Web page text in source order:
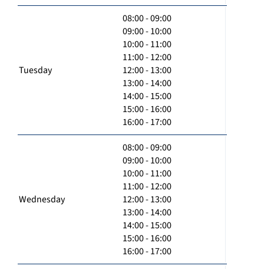
Tuesday
08:00 - 09:00
09:00 - 10:00
10:00 - 11:00
11:00 - 12:00
12:00 - 13:00
13:00 - 14:00
14:00 - 15:00
15:00 - 16:00
16:00 - 17:00
Wednesday
08:00 - 09:00
09:00 - 10:00
10:00 - 11:00
11:00 - 12:00
12:00 - 13:00
13:00 - 14:00
14:00 - 15:00
15:00 - 16:00
16:00 - 17:00